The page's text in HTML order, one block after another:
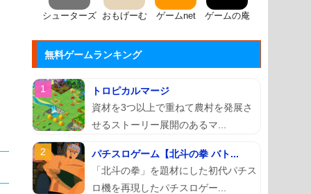
シューターズ おもげーむ ゲームnet ゲームの庵
無料ゲームランキング
トロピカルマージ
資材を3つ以上で重ねて農村を発展さ
せるストーリー展開のあるマ...
パチスロゲーム【北斗の拳 バト...
「北斗の拳」を題材にした初代パチス
ロ機を再現したパチスロゲー...